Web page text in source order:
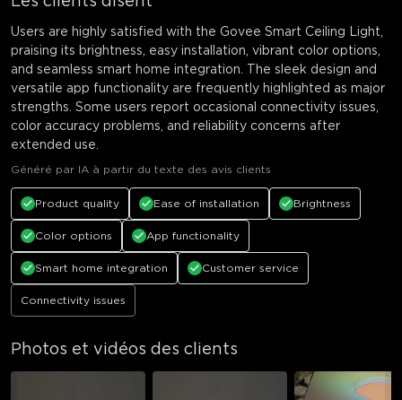
Users are highly satisfied with the Govee Smart Ceiling Light,
praising its brightness, easy installation, vibrant color options,
and seamless smart home integration. The sleek design and
versatile app functionality are frequently highlighted as major
strengths. Some users report occasional connectivity issues,
color accuracy problems, and reliability concerns after
extended use.
Généré par IA à partir du texte des avis clients
Product quality Ease of installation Brightness
Color options App functionality
Smart home integration Customer service
Connectivity issues
Photos et vidéos des clients